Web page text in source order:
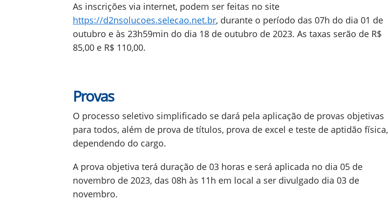
As inscrições via internet, podem ser feitas no site
https://d2nsolucoes.selecao.net.br, durante o período das 07h do dia 01 de
outubro e às 23h59min do dia 18 de outubro de 2023. As taxas serão de R$
85,00 e R$ 110,00.
Provas
O processo seletivo simplificado se dará pela aplicação de provas objetivas
para todos, além de prova de títulos, prova de excel e teste de aptidão física,
dependendo do cargo.
A prova objetiva terá duração de 03 horas e será aplicada no dia 05 de
novembro de 2023, das 08h às 11h em local a ser divulgado dia 03 de
novembro.